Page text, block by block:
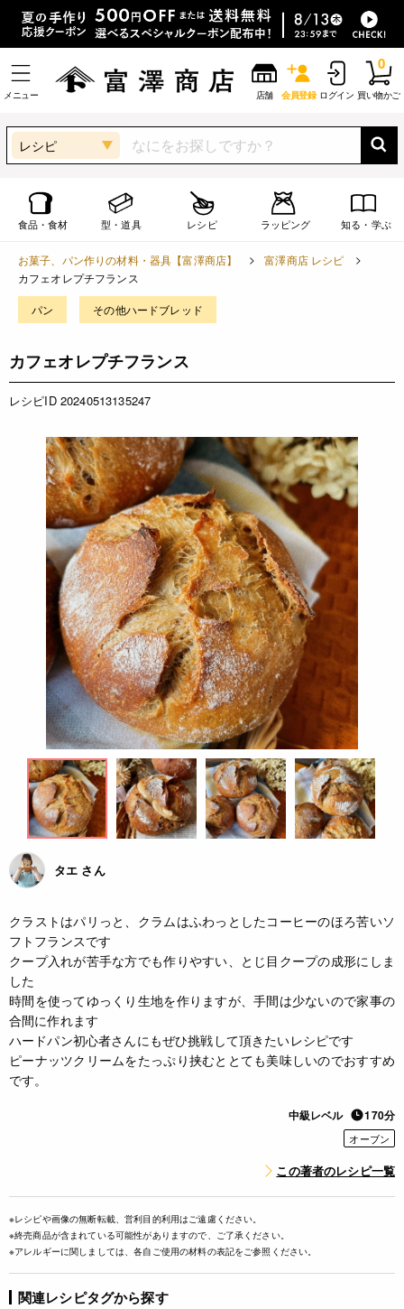
メニュー 店舗 会員登録 ログイン 買い物かご
0
レシピ
食品・食材 型・道具 レシピ ラッピング 知る・学ぶ
お菓子、パン作りの材料・器具【富澤商店】
富澤商店 レシピ
カフェオレプチフランス
パン その他ハードブレッド
カフェオレプチフランス
レシピID 20240513135247
タエ さん
クラストはパリっと、クラムはふわっとしたコーヒーのほろ苦いソ
フトフランスです
クープ入れが苦手な方でも作りやすい、とじ目クープの成形にしま
した
時間を使ってゆっくり生地を作りますが、手間は少ないので家事の
合間に作れます
ハードパン初心者さんにもぜひ挑戦して頂きたいレシピです
ピーナッツクリームをたっぷり挟むととても美味しいのでおすすめ
です。
中級レベル 170分
オーブン
この著者のレシピ一覧
※レシピや画像の無断転載、営利目的利用はご遠慮ください。
※終売商品が含まれている可能性がありますので、ご了承ください。
※アレルギーに関しましては、各自ご使用の材料の表記をご参照ください。
関連レシピタグから探す